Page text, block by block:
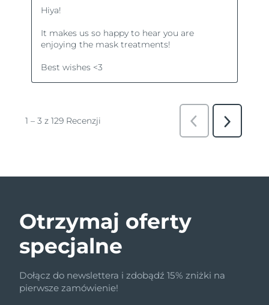
Otrzymaj oferty
specjalne
Dołącz do newslettera i zdobądź 15% zniżki na
pierwsze zamówienie!